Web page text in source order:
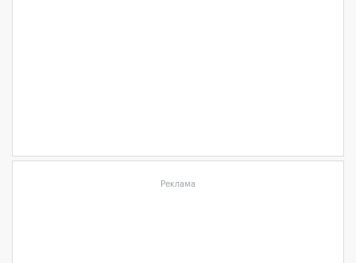
Реклама